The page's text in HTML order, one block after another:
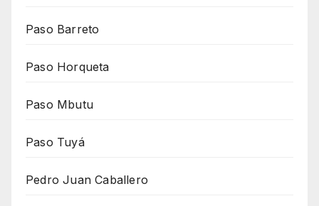
Paso Barreto
Paso Horqueta
Paso Mbutu
Paso Tuyá
Pedro Juan Caballero